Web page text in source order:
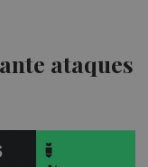
ataques